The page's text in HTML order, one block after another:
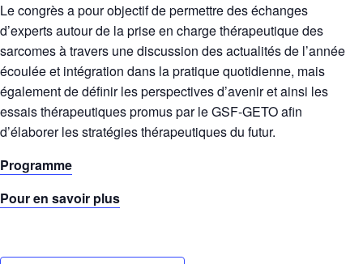
Le congrès a pour objectif de permettre des échanges
d’experts autour de la prise en charge thérapeutique des
sarcomes à travers une discussion des actualités de l’année
écoulée et intégration dans la pratique quotidienne, mais
également de définir les perspectives d’avenir et ainsi les
essais thérapeutiques promus par le GSF-GETO afin
d’élaborer les stratégies thérapeutiques du futur.
Programme
Pour en savoir plus